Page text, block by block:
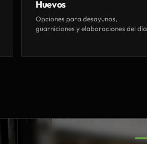
Huevos
Opciones para desayunos,
guarniciones y elaboraciones del día